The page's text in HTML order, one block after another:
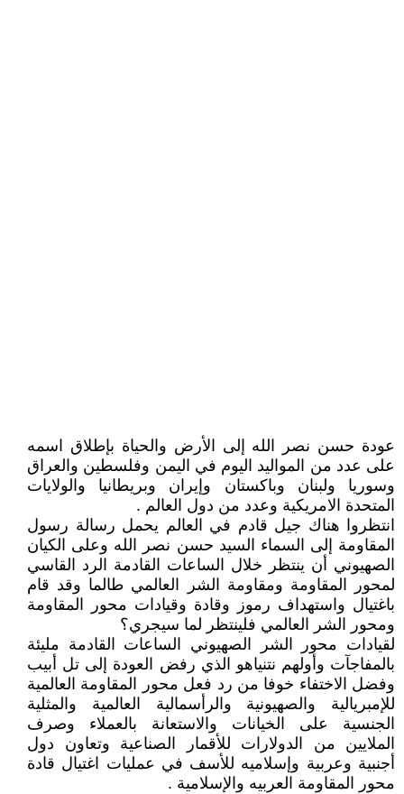
عودة حسن نصر الله إلى الأرض والحياة بإطلاق اسمه
على عدد من المواليد اليوم في اليمن وفلسطين والعراق
وسوريا ولبنان وباكستان وإيران وبريطانيا والولايات
المتحدة الامريكية وعدد من دول العالم .
انتظروا هناك جيل قادم في العالم يحمل رسالة رسول
المقاومة إلى السماء السيد حسن نصر الله وعلى الكيان
الصهيوني أن ينتظر خلال الساعات القادمة الرد القاسي
لمحور المقاومة ومقاومة الشر العالمي طالما وقد قام
باغتيال واستهداف رموز وقادة وقيادات محور المقاومة
ومحور الشر العالمي فلينتظر لما سيجري؟
لقيادات محور الشر الصهيوني الساعات القادمة مليئة
بالمفاجآت وأولهم نتنياهو الذي رفض العودة إلى تل أبيب
وفضل الاختفاء خوفا من رد فعل محور المقاومة العالمية
للإمبريالية والصهيونية والرأسمالية العالمية والمثلية
الجنسية على الخيانات والاستعانة بالعملاء وصرف
الملايين من الدولارات للأقمار الصناعية وتعاون دول
أجنبية وعربية وإسلاميه للأسف في عمليات اغتيال قادة
محور المقاومة العربيه والإسلامية .